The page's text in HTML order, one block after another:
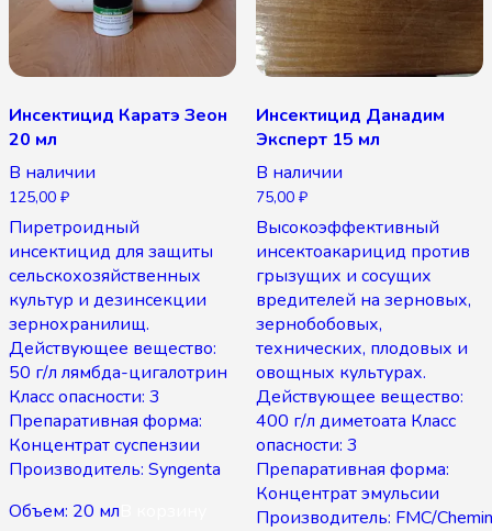
Инсектицид Каратэ Зеон
20 мл
В наличии
125,00 ₽
Пиретроидный
инсектицид для защиты
сельскохозяйственных
культур и дезинсекции
зернохранилищ.
Действующее вещество:
50 г/л лямбда-цигалотрин
Класс опасности: 3
Препаративная форма:
Концентрат суспензии
Производитель: Syngenta
Объем: 20 мл
Инсектицид Данадим
Эксперт 15 мл
В наличии
75,00 ₽
Высокоэффективный
инсектоакарицид против
грызущих и сосущих
вредителей на зерновых,
зернобобовых,
технических, плодовых и
овощных культурах.
Действующее вещество:
400 г/л диметоата Класс
опасности: 3
Препаративная форма:
Концентрат эмульсии
Производитель: FMC/